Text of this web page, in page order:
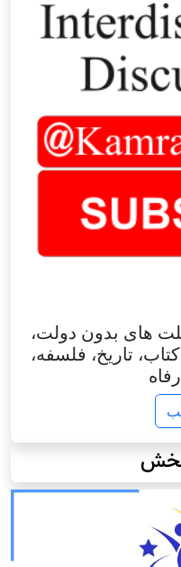
های بدون دولت،
تاریخ، فلسفه،